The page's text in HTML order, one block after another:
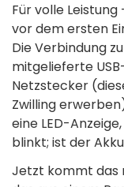
Für volle
vor dem ersten
Die Verbindung
mitgelieferte
Netzstecker
Zwilling
eine LED-
blinkt; ist der
Jetzt kommt das